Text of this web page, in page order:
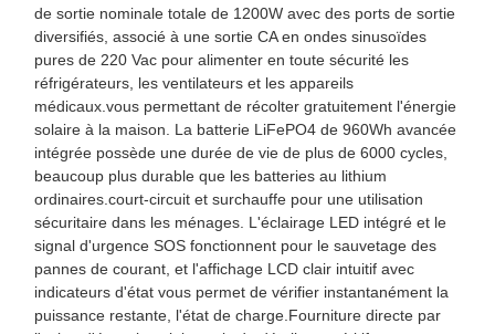
de sortie nominale totale de 1200W avec des ports de sortie
diversifiés, associé à une sortie CA en ondes sinusoïdes
pures de 220 Vac pour alimenter en toute sécurité les
réfrigérateurs, les ventilateurs et les appareils
médicaux.vous permettant de récolter gratuitement l'énergie
solaire à la maison. La batterie LiFePO4 de 960Wh avancée
intégrée possède une durée de vie de plus de 6000 cycles,
beaucoup plus durable que les batteries au lithium
ordinaires.court-circuit et surchauffe pour une utilisation
sécuritaire dans les ménages. L'éclairage LED intégré et le
signal d'urgence SOS fonctionnent pour le sauvetage des
pannes de courant, et l'affichage LCD clair intuitif avec
indicateurs d'état vous permet de vérifier instantanément la
puissance restante, l'état de charge.Fourniture directe par